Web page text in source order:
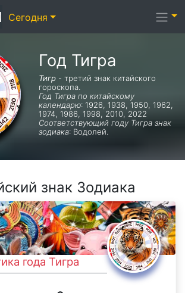
Год Тигра
Тигр- третий знак китайского
гороскопа.
Год Тигра по китайскому
календарю: 1926, 1938, 1950, 1962,
1974, 1986, 1998, 2010, 2022
Соответствующий году Тигра знак
зодиака: Водолей.
знак Зодиака
года Тигра
Сегодня